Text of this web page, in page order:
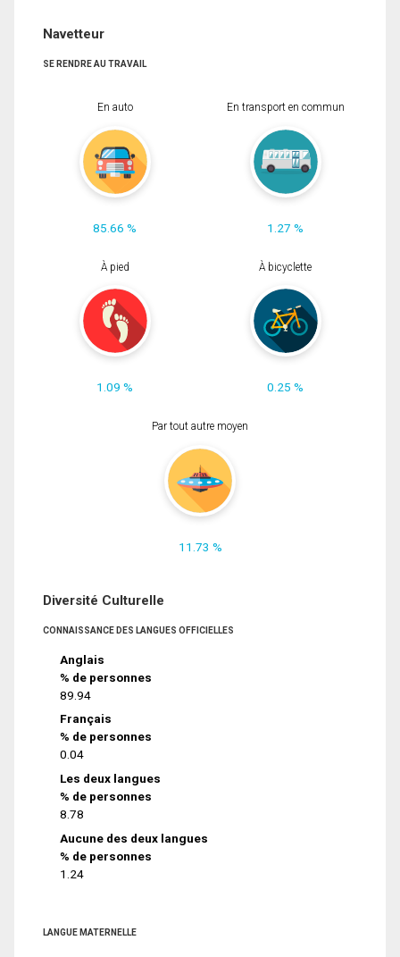
Navetteur
SE RENDRE AU TRAVAIL
En auto
85.66 %
En transport en commun
1.27 %
À pied
1.09 %
À bicyclette
0.25 %
Par tout autre moyen
11.73 %
Diversité Culturelle
CONNAISSANCE DES LANGUES OFFICIELLES
Anglais
% de personnes
89.94
Français
% de personnes
0.04
Les deux langues
% de personnes
8.78
Aucune des deux langues
% de personnes
1.24
LANGUE MATERNELLE